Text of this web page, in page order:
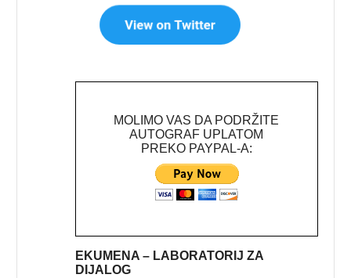
MOLIMO VAS DA PODRŽITE
AUTOGRAF UPLATOM
PREKO PAYPAL-A:
EKUMENA – LABORATORIJ ZA
DIJALOG